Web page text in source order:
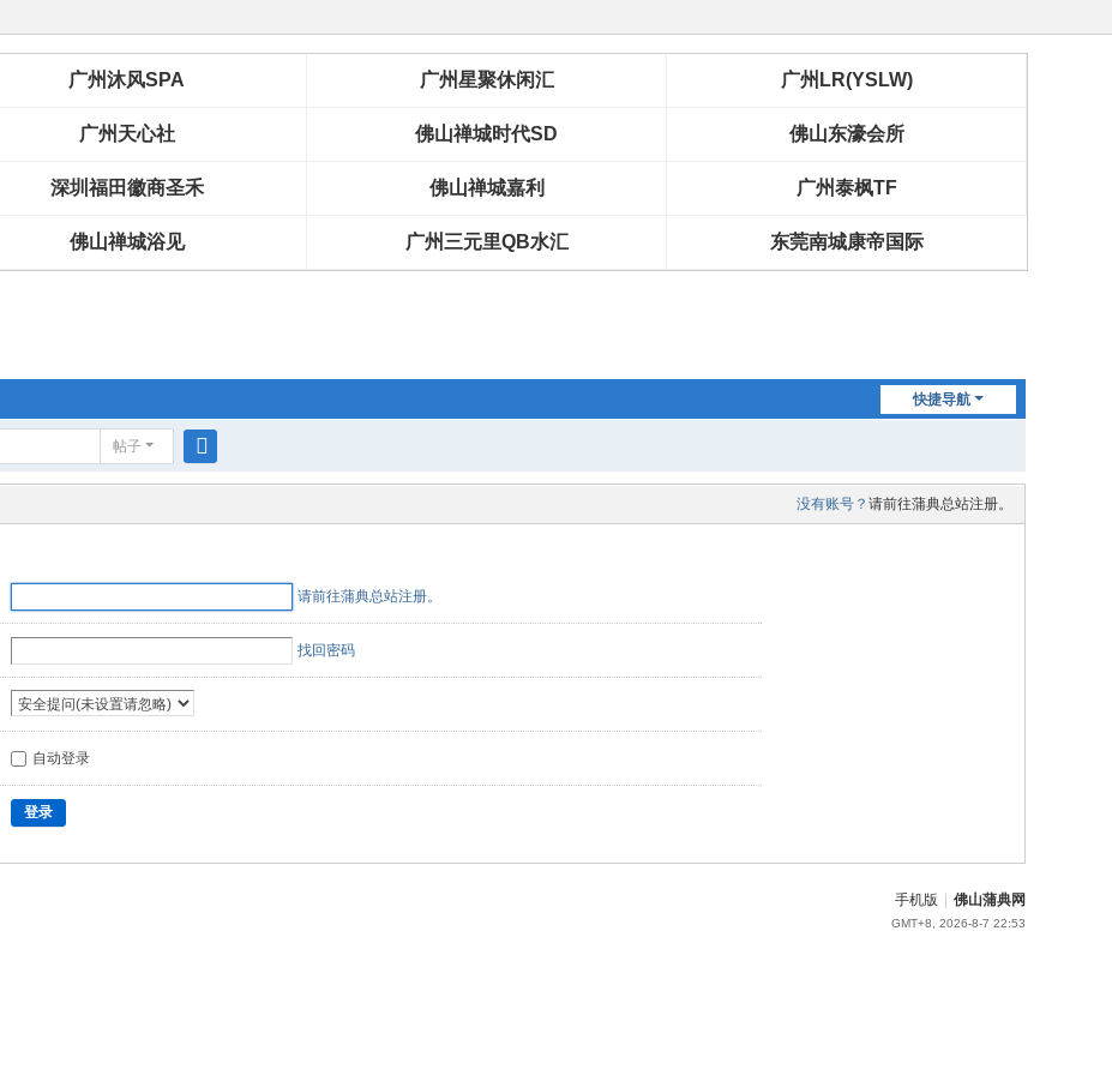
广州沐风SPA 广州星聚休闲汇 广州LR(YSLW)
广州天心社 佛山禅城时代SD 佛山东濠会所
深圳福田徽商圣禾 佛山禅城嘉利 广州泰枫TF
佛山禅城浴见 广州三元里QB水汇 东莞南城康帝国际
快捷导航
帖子
搜
没有账号？ 请前往蒲典总站注册。
请前往蒲典总站注册。
找回密码
自动登录
登录
手机版 佛山蒲典网
GMT+8, 2026-8-7 22:53